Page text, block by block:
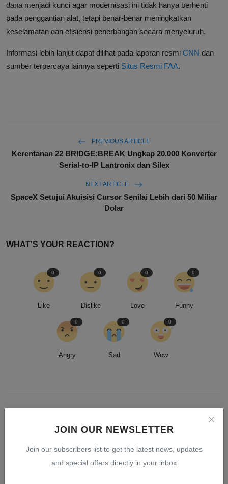
JOIN OUR NEWSLETTER
Join our subscribers list to get the latest news, updates
and special offers directly in your inbox
dana menjadi kunci agar modernisasi ini tidak hanya berhenti
pada penggantian alat, tetapi benar-benar meningkatkan
keselamatan dan efisiensi penerbangan secara menyeluruh.
Informasi lebih lanjut dapat dilihat pada laporan resmi CNN dan
sumber terpercaya lainnya seperti Situs Resmi FAA.
PREVIOUS ARTICLE
Kerentanan 22 BRIDGE:BREAK Ungkap 20.000 Konverter
Serial-to-IP Lantronix dan Silex
NEXT ARTICLE
SpaceX Setujui Akuisisi Cursor Senilai Lebih dari 50 Miliar
Dolar
WHAT'S YOUR REACTION?
Like
0
Dislike
0
Love
0
Funny
0
Angry
0
Sad
0
Wow
0